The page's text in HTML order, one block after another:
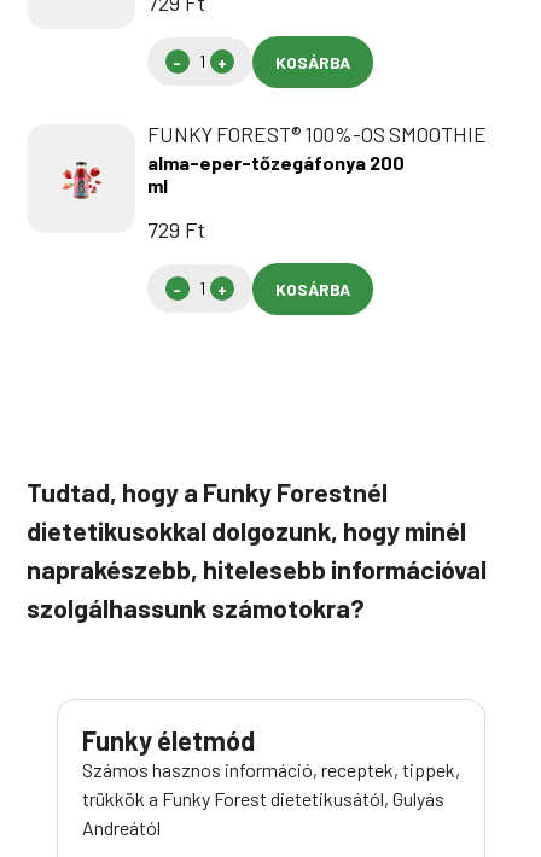
KOSÁRBA
FUNKY FOREST® 100%-OS SMOOTHIE
alma-eper-tőzegáfonya 200
ml
729 Ft
KOSÁRBA
Tudtad, hogy a Funky Forestnél
dietetikusokkal dolgozunk, hogy minél
naprakészebb, hitelesebb információval
szolgálhassunk számotokra?
Funky életmód
Számos hasznos információ, receptek, tippek,
trükkök a Funky Forest dietetikusától, Gulyás
Andreától